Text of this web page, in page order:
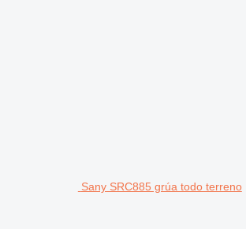
Sany SRC885 grúa todo terreno